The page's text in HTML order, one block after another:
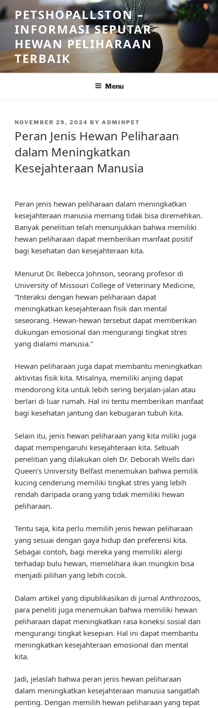
Skip
to
content
PETSHOPALLSTON –
INFORMASI SEPUTAR
HEWAN PELIHARAAN
TERBAIK
Menu
POSTED
NOVEMBER 29, 2024 BY ADMINPET
Peran Jenis Hewan Peliharaan
dalam Meningkatkan
Kesejahteraan Manusia
Peran jenis hewan peliharaan dalam meningkatkan
kesejahteraan manusia memang tidak bisa diremehkan.
Banyak penelitian telah menunjukkan bahwa memiliki
hewan peliharaan dapat memberikan manfaat positif
bagi kesehatan dan kesejahteraan kita.
Menurut Dr. Rebecca Johnson, seorang profesor di
University of Missouri College of Veterinary Medicine,
“Interaksi dengan hewan peliharaan dapat
meningkatkan kesejahteraan fisik dan mental
seseorang. Hewan-hewan tersebut dapat memberikan
dukungan emosional dan mengurangi tingkat stres
yang dialami manusia.”
Hewan peliharaan juga dapat membantu meningkatkan
aktivitas fisik kita. Misalnya, memiliki anjing dapat
mendorong kita untuk lebih sering berjalan-jalan atau
berlari di luar rumah. Hal ini tentu memberikan manfaat
bagi kesehatan jantung dan kebugaran tubuh kita.
Selain itu, jenis hewan peliharaan yang kita miliki juga
dapat mempengaruhi kesejahteraan kita. Sebuah
penelitian yang dilakukan oleh Dr. Deborah Wells dari
Queen’s University Belfast menemukan bahwa pemilik
kucing cenderung memiliki tingkat stres yang lebih
rendah daripada orang yang tidak memiliki hewan
peliharaan.
Tentu saja, kita perlu memilih jenis hewan peliharaan
yang sesuai dengan gaya hidup dan preferensi kita.
Sebagai contoh, bagi mereka yang memiliki alergi
terhadap bulu hewan, memelihara ikan mungkin bisa
menjadi pilihan yang lebih cocok.
Dalam artikel yang dipublikasikan di jurnal Anthrozoos,
para peneliti juga menemukan bahwa memiliki hewan
peliharaan dapat meningkatkan rasa koneksi sosial dan
mengurangi tingkat kesepian. Hal ini dapat membantu
meningkatkan kesejahteraan emosional dan mental
kita.
Jadi, jelaslah bahwa peran jenis hewan peliharaan
dalam meningkatkan kesejahteraan manusia sangatlah
penting. Dengan memilih hewan peliharaan yang tepat